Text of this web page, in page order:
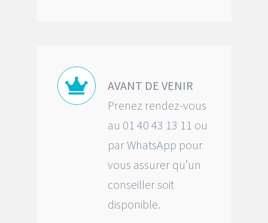
AVANT DE VENIR
Prenez rendez-vous
au 01 40 43 13 11 ou
parWhatsApp pour
vous assurer qu’un
conseiller soit
disponible.